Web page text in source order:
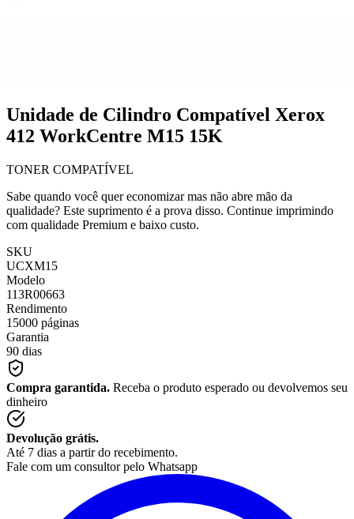
Unidade de Cilindro Compatível Xerox
412 WorkCentre M15 15K
TONER COMPATÍVEL
Sabe quando você quer economizar mas não abre mão da
qualidade? Este suprimento é a prova disso. Continue imprimindo
com qualidade Premium e baixo custo.
SKU
UCXM15
Modelo
113R00663
Rendimento
15000 páginas
Garantia
90 dias
Compra garantida. Receba o produto esperado ou devolvemos seu
dinheiro
Devolução grátis.
Até 7 dias a partir do recebimento.
Fale com um consultor pelo Whatsapp